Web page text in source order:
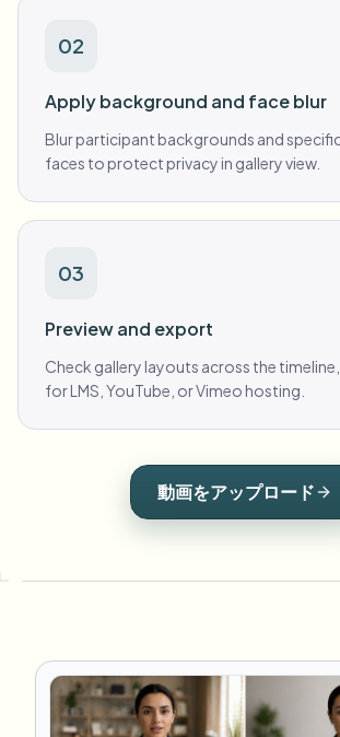
02
Apply background and face blur
Blur participant backgrounds and
faces to protect privacy in gallery view.
03
Preview and export
Check gallery layouts across the
for LMS, YouTube, or Vimeo hosting.
動画をアップロード